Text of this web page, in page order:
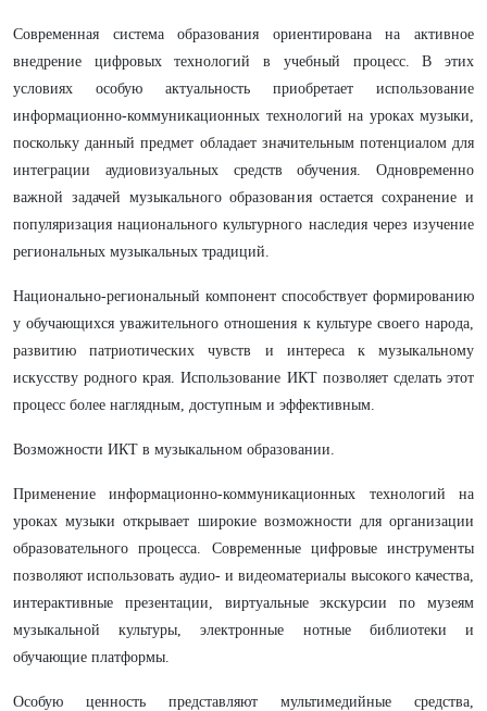
Современная система образования ориентирована на активное
внедрение цифровых технологий в учебный процесс. В этих
условиях особую актуальность приобретает использование
информационно-коммуникационных технологий на уроках музыки,
поскольку данный предмет обладает значительным потенциалом для
интеграции аудиовизуальных средств обучения. Одновременно
важной задачей музыкального образования остается сохранение и
популяризация национального культурного наследия через изучение
региональных музыкальных традиций.
Национально-региональный компонент способствует формированию
у обучающихся уважительного отношения к культуре своего народа,
развитию патриотических чувств и интереса к музыкальному
искусству родного края. Использование ИКТ позволяет сделать этот
процесс более наглядным, доступным и эффективным.
Возможности ИКТ в музыкальном образовании.
Применение информационно-коммуникационных технологий на
уроках музыки открывает широкие возможности для организации
образовательного процесса. Современные цифровые инструменты
позволяют использовать аудио- и видеоматериалы высокого качества,
интерактивные презентации, виртуальные экскурсии по музеям
музыкальной культуры, электронные нотные библиотеки и
обучающие платформы.
Особую ценность представляют мультимедийные средства,